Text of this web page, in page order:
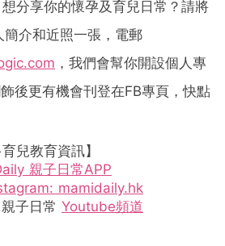
想分享你的懷孕及育兒日常？請將
簡介和近照一張，電郵
，我們會幫你開設個人專
後更有機會刊登在FB專頁，快點
兒教育資訊】
親子日常APP
mamidaily.hk
子日常 Youtube頻道